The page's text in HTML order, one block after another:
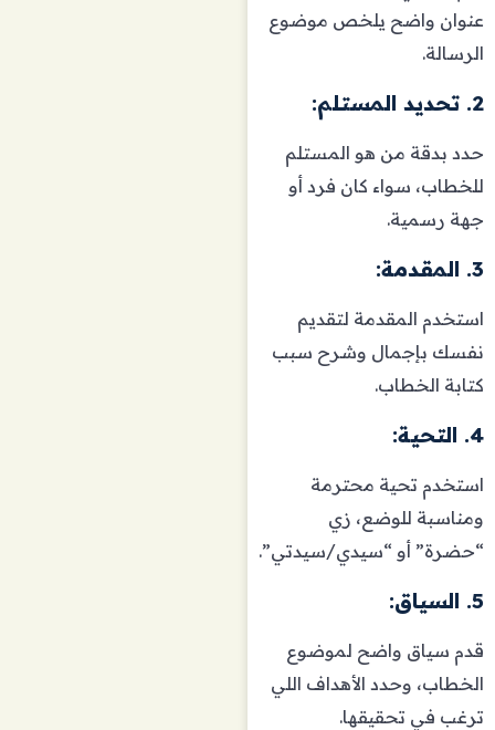
عنوان واضح يلخص موضوع
الرسالة.
2. تحديد المستلم:
حدد بدقة من هو المستلم
للخطاب، سواء كان فرد أو
جهة رسمية.
3. المقدمة:
استخدم المقدمة لتقديم
نفسك بإجمال وشرح سبب
كتابة الخطاب.
4. التحية:
استخدم تحية محترمة
ومناسبة للوضع، زي
“حضرة” أو “سيدي/سيدتي”.
5. السياق:
قدم سياق واضح لموضوع
الخطاب، وحدد الأهداف اللي
ترغب في تحقيقها.